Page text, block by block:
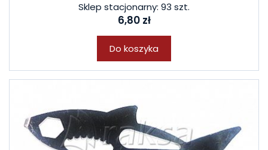
Sklep stacjonarny: 93 szt.
6,80 zł
Do koszyka